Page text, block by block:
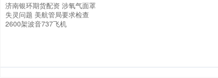
济南银环期货配资 涉氧气面罩
失灵问题 美航管局要求检查
2600架波音737飞机